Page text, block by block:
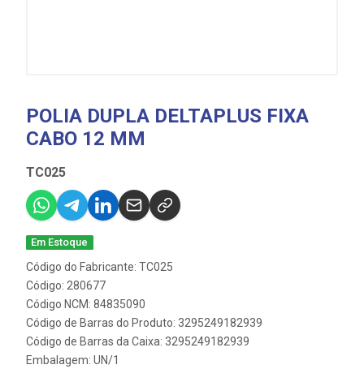
POLIA DUPLA DELTAPLUS FIXA
CABO 12 MM
TC025
Em Estoque
Código do Fabricante: TC025
Código: 280677
Código NCM: 84835090
Código de Barras do Produto: 3295249182939
Código de Barras da Caixa: 3295249182939
Embalagem: UN/1